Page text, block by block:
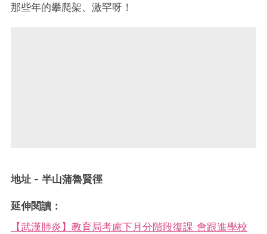
那些年的攀爬架、激罕呀！
地址 - 半山蒲魯賢徑
延伸閱讀：
【武漢肺炎】教育局考慮下月分階段復課 會跟進學校